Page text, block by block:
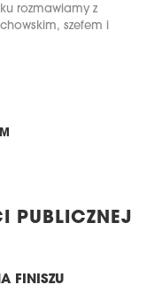
rozmawiamy z
szefem i
PUBLICZNEJ
FINISZU